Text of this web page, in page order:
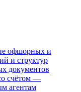
офшорных и
и структур
документов
счётом —
агентам